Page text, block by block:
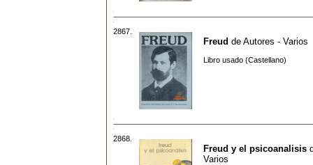
2867.
Freud de Autores - Varios
Libro usado (Castellano)
2868.
Freud y el psicoanalisis
Varios